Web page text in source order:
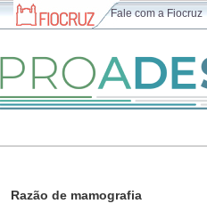
Fale com a Fiocruz
Razão de mamografia